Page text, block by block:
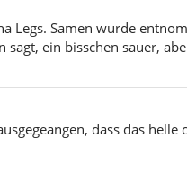
Legs. Samen wurde
ein bisschen sauer,
dass das